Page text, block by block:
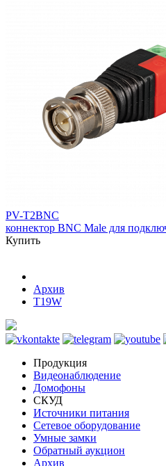
PV-T2BNC
коннектор BNC Male для
Купить
Архив
T19W
Продукция
Видеонаблюдение
Домофоны
СКУД
Источники питания
Сетевое оборудование
Умные замки
Обратный аукцион
Архив